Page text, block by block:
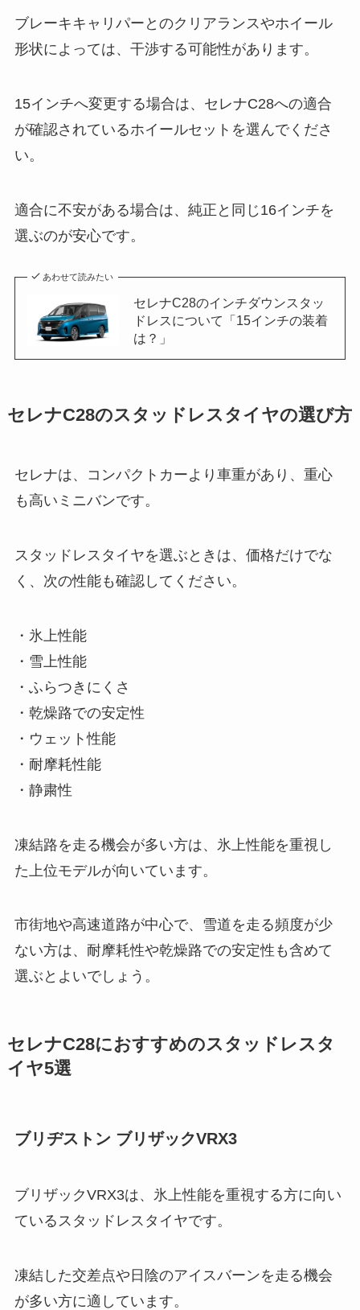
ブレーキキャリパーとのクリアランスやホイール
形状によっては、干渉する可能性があります。
15インチへ変更する場合は、セレナC28への適合
が確認されているホイールセットを選んでくださ
い。
適合に不安がある場合は、純正と同じ16インチを
選ぶのが安心です。
あわせて読みたい
セレナC28のインチダウンスタッ
ドレスについて「15インチの装着
は？」
セレナC28のスタッドレスタイヤの選び方
セレナは、コンパクトカーより車重があり、重心
も高いミニバンです。
スタッドレスタイヤを選ぶときは、価格だけでな
く、次の性能も確認してください。
・氷上性能
・雪上性能
・ふらつきにくさ
・乾燥路での安定性
・ウェット性能
・耐摩耗性能
・静粛性
凍結路を走る機会が多い方は、氷上性能を重視し
た上位モデルが向いています。
市街地や高速道路が中心で、雪道を走る頻度が少
ない方は、耐摩耗性や乾燥路での安定性も含めて
選ぶとよいでしょう。
セレナC28におすすめのスタッドレスタ
イヤ5選
ブリヂストン ブリザックVRX3
ブリザックVRX3は、氷上性能を重視する方に向い
ているスタッドレスタイヤです。
凍結した交差点や日陰のアイスバーンを走る機会
が多い方に適しています。